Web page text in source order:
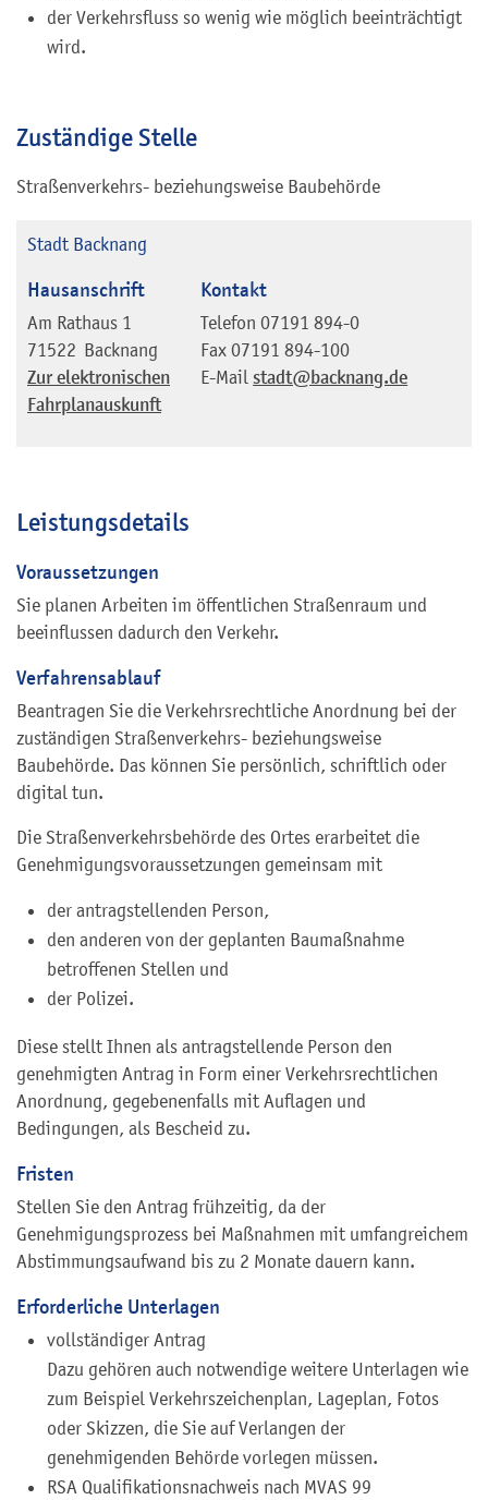
der Verkehrsfluss so wenig wie möglich beeinträchtigt
wird.
Zuständige Stelle
Straßenverkehrs- beziehungsweise Baubehörde
Stadt Backnang
Hausanschrift
Am Rathaus 1
71522 Backnang
Zur elektronischen
Fahrplanauskunft
Kontakt
Telefon 07191 894-0
Fax 07191 894-100
E-Mail stadt@backnang.de
Leistungsdetails
Voraussetzungen
Sie planen Arbeiten im öffentlichen Straßenraum und
beeinflussen dadurch den Verkehr.
Verfahrensablauf
Beantragen Sie die Verkehrsrechtliche Anordnung bei der
zuständigen Straßenverkehrs- beziehungsweise
Baubehörde. Das können Sie persönlich, schriftlich oder
digital tun.
Die Straßenverkehrsbehörde des Ortes erarbeitet die
Genehmigungsvoraussetzungen gemeinsam mit
der antragstellenden Person,
den anderen von der geplanten Baumaßnahme
betroffenen Stellen und
der Polizei.
Diese stellt Ihnen als antragstellende Person den
genehmigten Antrag in Form einer Verkehrsrechtlichen
Anordnung, gegebenenfalls mit Auflagen und
Bedingungen, als Bescheid zu.
Fristen
Stellen Sie den Antrag frühzeitig, da der
Genehmigungsprozess bei Maßnahmen mit umfangreichem
Abstimmungsaufwand bis zu 2 Monate dauern kann.
Erforderliche Unterlagen
vollständiger Antrag
Dazu gehören auch notwendige weitere Unterlagen wie
zum Beispiel Verkehrszeichenplan, Lageplan, Fotos
oder Skizzen, die Sie auf Verlangen der
genehmigenden Behörde vorlegen müssen.
RSA Qualifikationsnachweis nach MVAS 99